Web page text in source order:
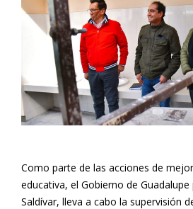
Como parte de las acciones de
educativa, el Gobierno de
Saldívar, lleva a cabo la supervisión